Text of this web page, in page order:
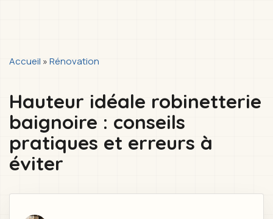
You
here
Accueil »Rénovation
Hauteur idéale robinetterie
baignoire : conseils
pratiques et erreurs à
éviter